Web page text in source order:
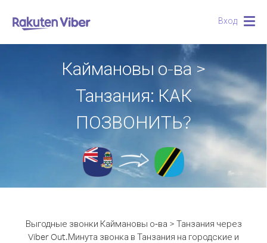
Вход
Каймановы о-ва >
Танзания: КАК
ПОЗВОНИТЬ?
Выгодные звонки Каймановы о-ва > Танзания через
Viber Out.Минута звонка в Танзания на городские и